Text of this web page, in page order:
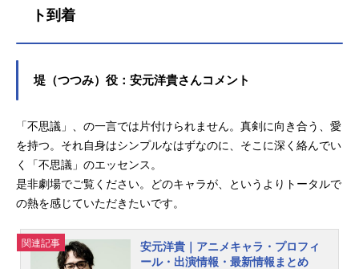
ト到着
堤（つつみ）役：安元洋貴さんコメント
「不思議」、の一言では片付けられません。真剣に向き合う、愛
を持つ。それ自身はシンプルなはずなのに、そこに深く絡んでい
く「不思議」のエッセンス。
是非劇場でご覧ください。どのキャラが、というよりトータルで
の熱を感じていただきたいです。
関連記事
安元洋貴｜アニメキャラ・プロフィ
ール・出演情報・最新情報まとめ